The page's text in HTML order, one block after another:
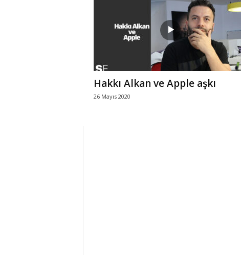
r
Hakkı Alkan ve Apple aşkı
26 Mayıs 2020